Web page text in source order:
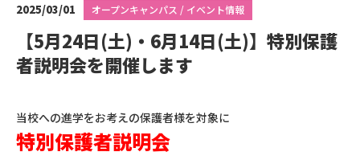
2025/03/01 オープンキャンパス / イベント情報
【5月24日(土)・6月14日(土)】特別保護
者説明会を開催します
当校への進学をお考えの保護者様を対象に
特別保護者説明会